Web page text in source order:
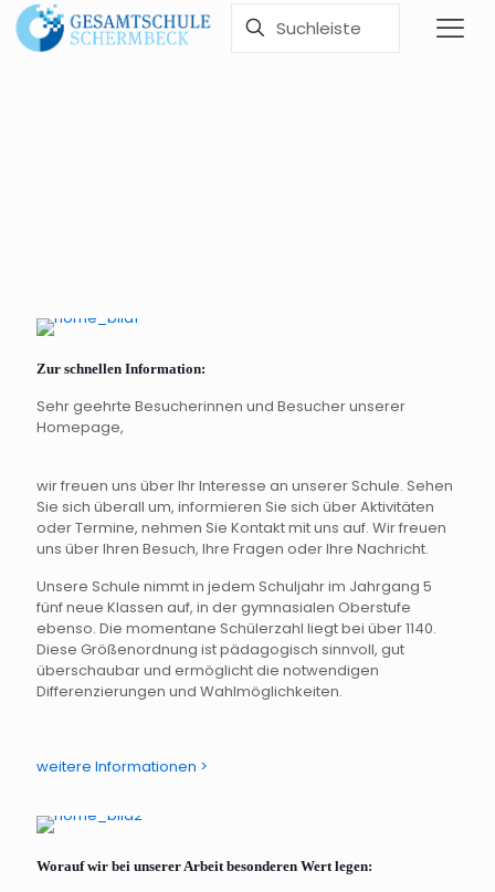
Zur schnellen Information:
Sehr geehrte Besucherinnen und Besucher unserer
Homepage,
wir freuen uns über Ihr Interesse an unserer Schule. Sehen
Sie sich überall um, informieren Sie sich über Aktivitäten
oder Termine, nehmen Sie Kontakt mit uns auf. Wir freuen
uns über Ihren Besuch, Ihre Fragen oder Ihre Nachricht.
Unsere Schule nimmt in jedem Schuljahr im Jahrgang 5
fünf neue Klassen auf, in der gymnasialen Oberstufe
ebenso. Die momentane Schülerzahl liegt bei über 1140.
Diese Größenordnung ist pädagogisch sinnvoll, gut
überschaubar und ermöglicht die notwendigen
Differenzierungen und Wahlmöglichkeiten.
weitere Informationen >
Schwerpunkte
Worauf wir bei unserer Arbeit besonderen Wert legen: